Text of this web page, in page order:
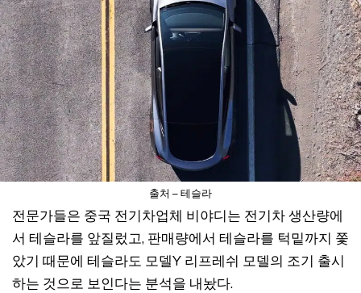
출처 – 테슬라
전문가들은 중국 전기차업체 비야디는 전기차 생산량에
서 테슬라를 앞질렀고, 판매량에서 테슬라를 턱밑까지 쫓
았기 때문에 테슬라도 모델Y 리프레쉬 모델의 조기 출시
하는 것으로 보인다는 분석을 내놨다.